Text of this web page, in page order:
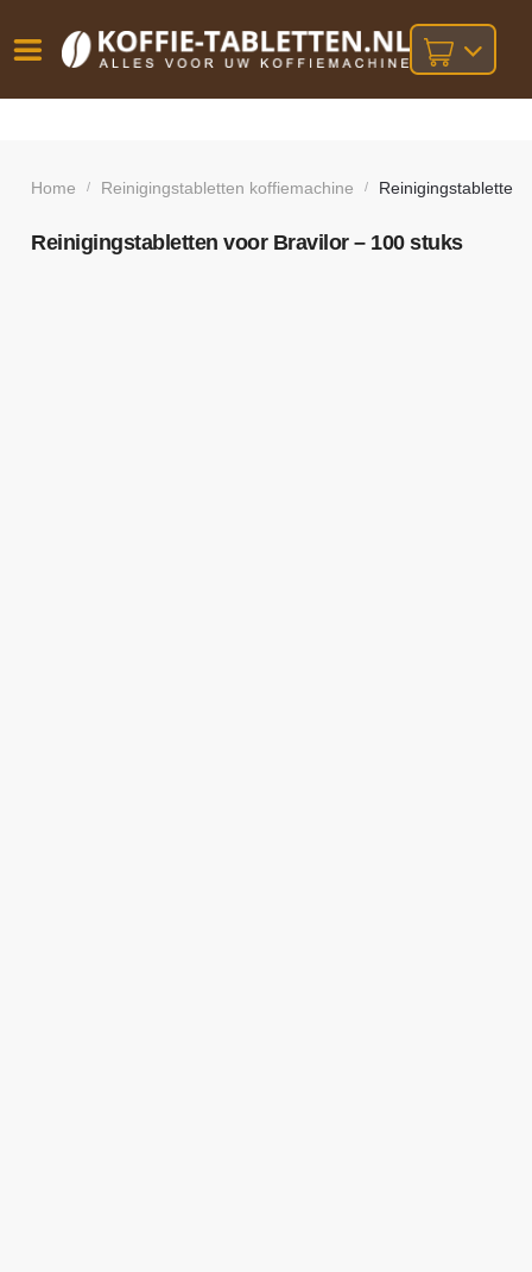
besteld,
volgende
bij orders
boven
Home / Reinigingstabletten koffiemachine / Reinigingstabletten
Reinigingstabletten voor Bravilor – 100 stuks